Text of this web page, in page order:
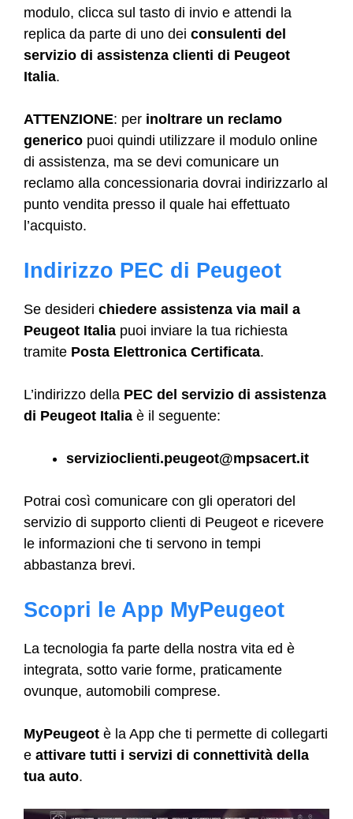
modulo, clicca sul tasto di invio e attendi la
replica da parte di uno dei consulenti del
servizio di assistenza clienti di Peugeot
Italia.
ATTENZIONE: per inoltrare un reclamo
generico puoi quindi utilizzare il modulo online
di assistenza, ma se devi comunicare un
reclamo alla concessionaria dovrai indirizzarlo al
punto vendita presso il quale hai effettuato
l’acquisto.
Indirizzo PEC di Peugeot
Se desideri chiedere assistenza via mail a
Peugeot Italia puoi inviare la tua richiesta
tramite Posta Elettronica Certificata.
L’indirizzo della PEC del servizio di assistenza
di Peugeot Italia è il seguente:
servizioclienti.peugeot@mpsacert.it
Potrai così comunicare con gli operatori del
servizio di supporto clienti di Peugeot e ricevere
le informazioni che ti servono in tempi
abbastanza brevi.
Scopri le App MyPeugeot
La tecnologia fa parte della nostra vita ed è
integrata, sotto varie forme, praticamente
ovunque, automobili comprese.
MyPeugeot è la App che ti permette di collegarti
e attivare tutti i servizi di connettività della
tua auto.